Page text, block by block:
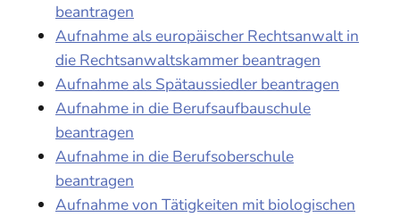
beantragen
Aufnahme als europäischer Rechtsanwalt in
die Rechtsanwaltskammer beantragen
Aufnahme als Spätaussiedler beantragen
Aufnahme in die Berufsaufbauschule
beantragen
Aufnahme in die Berufsoberschule
beantragen
Aufnahme von Tätigkeiten mit biologischen